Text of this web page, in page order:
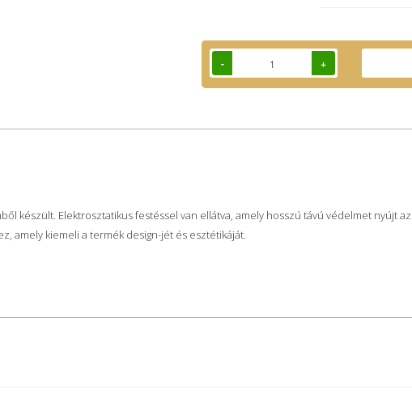
- +
készült. Elektrosztatikus festéssel van ellátva, amely hosszú távú védelmet nyújt
amely kiemeli a termék design-jét és esztétikáját.